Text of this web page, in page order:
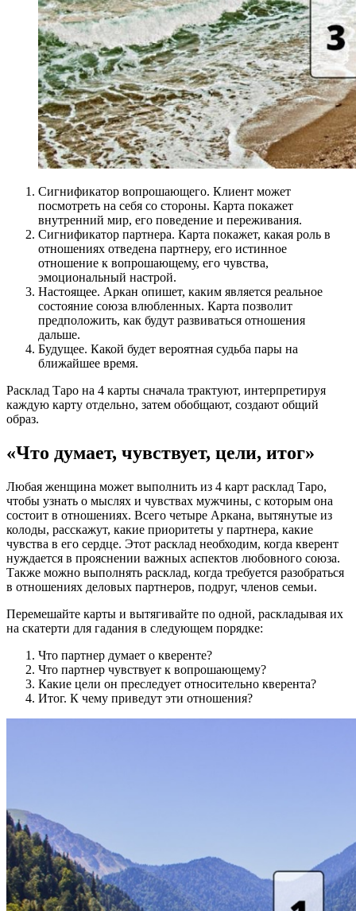
Сигнификатор вопрошающего. Клиент может
посмотреть на себя со стороны. Карта покажет
внутренний мир, его поведение и переживания.
Сигнификатор партнера. Карта покажет, какая роль в
отношениях отведена партнеру, его истинное
отношение к вопрошающему, его чувства,
эмоциональный настрой.
Настоящее. Аркан опишет, каким является реальное
состояние союза влюбленных. Карта позволит
предположить, как будут развиваться отношения
дальше.
Будущее. Какой будет вероятная судьба пары на
ближайшее время.
Расклад Таро на 4 карты сначала трактуют, интерпретируя
каждую карту отдельно, затем обобщают, создают общий
образ.
«Что думает, чувствует, цели, итог»
Любая женщина может выполнить из 4 карт расклад Таро,
чтобы узнать о мыслях и чувствах мужчины, с которым она
состоит в отношениях. Всего четыре Аркана, вытянутые из
колоды, расскажут, какие приоритеты у партнера, какие
чувства в его сердце. Этот расклад необходим, когда кверент
нуждается в прояснении важных аспектов любовного союза.
Также можно выполнять расклад, когда требуется разобраться
в отношениях деловых партнеров, подруг, членов семьи.
Перемешайте карты и вытягивайте по одной, раскладывая их
на скатерти для гадания в следующем порядке:
Что партнер думает о кверенте?
Что партнер чувствует к вопрошающему?
Какие цели он преследует относительно кверента?
Итог. К чему приведут эти отношения?